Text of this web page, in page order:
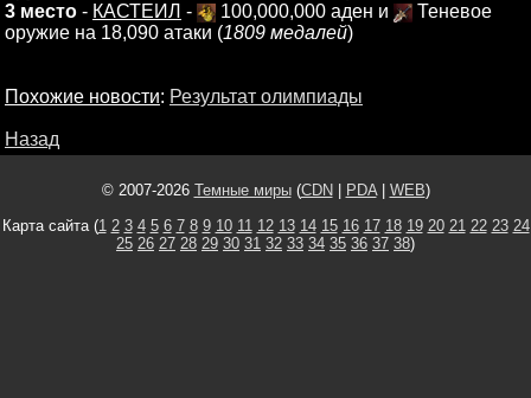
3 место - КАСТЕИЛ - 100,000,000 аден и
Теневое
оружие на 18,090 атаки (1809 медалей)
Похожие новости: Результат олимпиады
Назад
© 2007-2026 Темные миры(CDN PDA| WEB)
Карта сайта (1 2 3 4 5 6 7 8 9 10 11 12 13 14 15 16 17 18 19 20 21 22 23 24
25 26 27 28 29 30 31 32 33 34 35 36 37 38)